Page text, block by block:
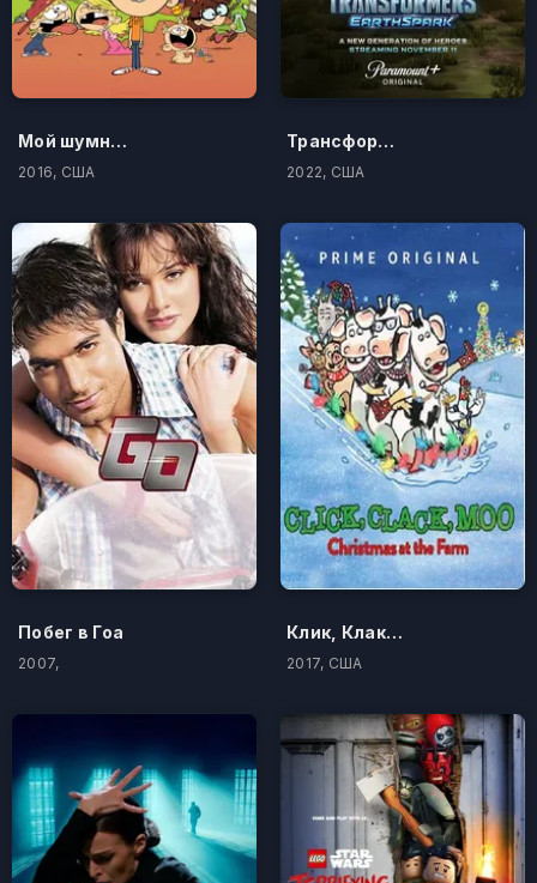
Мой шумный дом
2016, США
Трансформеры: Новая искра
2022, США
Побег в Гоа
2007,
Клик, Клак, Му: Рождество на ферме
2017, США